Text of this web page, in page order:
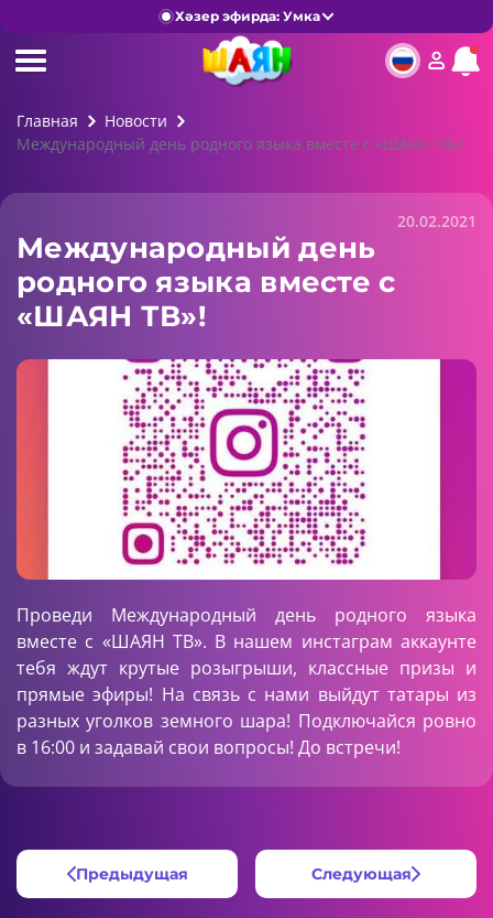
Хәзер эфирда: Умка
Главная
Новости
Международный день родного языка вместе с «ШАЯН ТВ»!
20.02.2021
Международный день
родного языка вместе с
«ШАЯН ТВ»!
Проведи Международный день родного языка
вместе с «ШАЯН ТВ». В нашем инстаграм аккаунте
тебя ждут крутые розыгрыши, классные призы и
прямые эфиры! На связь с нами выйдут татары из
разных уголков земного шара! Подключайcя ровно
в 16:00 и задавай свои вопросы! До встречи!
Предыдущая Следующая